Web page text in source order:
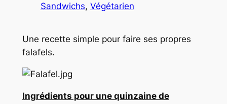
Sandwichs, Végétarien
Une recette simple pour faire ses propres
falafels.
Ingrédients pour une quinzaine de